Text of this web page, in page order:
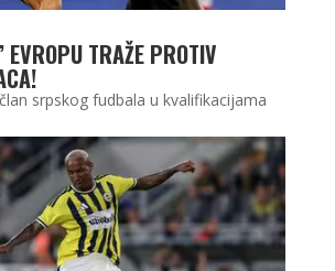
EVROPU TRAŽE PROTIV
srpskog fudbala u kvalifikacijama